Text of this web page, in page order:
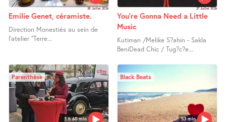
28 Juillet 2026
Emilie Genet, céramiste.
Direction Monestiés au sein de
l’atelier "Terre...
27 Juillet 2026
You’re Gonna Need a Little
Music
Kutiman /Melike S?ahin - Sakla
BeniDead Chic / Tug?c?e...
1 h 60 min
Parenthèse
53 min
Black Beats